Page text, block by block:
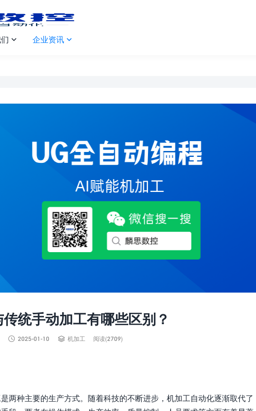
 企业资讯 
统手动加工有哪些区别？
 2025-01-10  机加工 阅读(2709)
两种主要的生产方式。随着科技的不断进步，机加工自动化逐渐取代了